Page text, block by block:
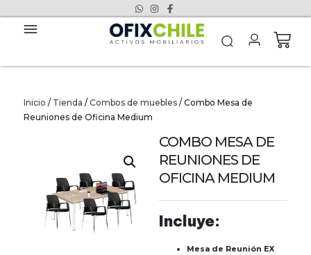
Inicio / Tienda / Combos de muebles/ Combo Mesa de
Reuniones de Oficina Medium
COMBO MESA DE
REUNIONES DE
OFICINA MEDIUM
Incluye:
Mesa de Reunión EX